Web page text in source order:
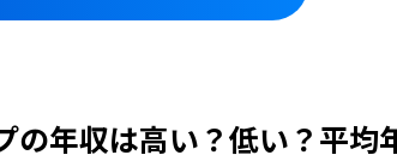
の年収は高い？低い？平